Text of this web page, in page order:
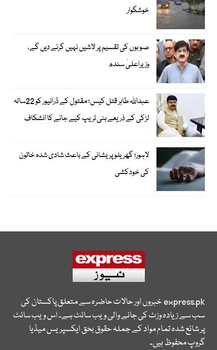
خوشگوار
صوبوں کی تقسیم پر لاشیں نہیں گرنے دیں گے،
وزیراعلیٰ سندھ
عبداللہ طاہر قتل کیس؛ مقتول کے ڈرائیور کو 22سالہ
لڑکی کے ذریعے ہنی ٹریپ کیے جانے کا انشکاف
لاہور؛ گھریلو پریشانی کے باعث شادی شدہ خاتون
کی خودکشی
express.pkخبروں اور حالات حاضرہ سے متعلق پاکستان کی
سب سے زیادہ وزٹ کی جانے والی ویب سائٹ ہے۔ اس ویب سائٹ
پر شائع شدہ تمام مواد کے جملہ حقوق بحق ایکسپریس میڈیا
گروپ محفوظ ہیں۔